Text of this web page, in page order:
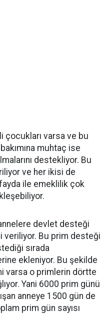
çocukları varsa ve bu
muhtaç ise
destekliyor. Bu
ve her ikisi de
ile emeklilik çok
devlet desteği
veriliyor. Bu prim desteği
sırada
ekleniyor. Bu şekilde
varsa o primlerin dörtte
Yani 6000 prim günü
anneye 1500 gün de
prim gün sayısı